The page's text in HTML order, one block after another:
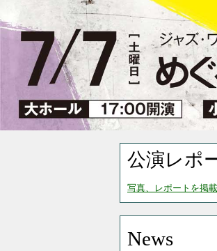
公演レポ
写真、レポートを掲
News